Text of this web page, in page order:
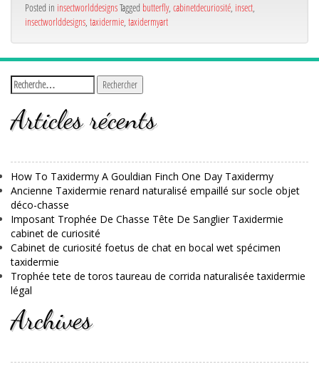
Posted in insectworlddesignsTagged butterfly, cabinetdecuriosité, insect,
insectworlddesigns, taxidermie, taxidermyart
Articles récents
How To Taxidermy A Gouldian Finch One Day Taxidermy
Ancienne Taxidermie renard naturalisé empaillé sur socle objet
déco-chasse
Imposant Trophée De Chasse Tête De Sanglier Taxidermie
cabinet de curiosité
Cabinet de curiosité foetus de chat en bocal wet spécimen
taxidermie
Trophée tete de toros taureau de corrida naturalisée taxidermie
légal
Archives